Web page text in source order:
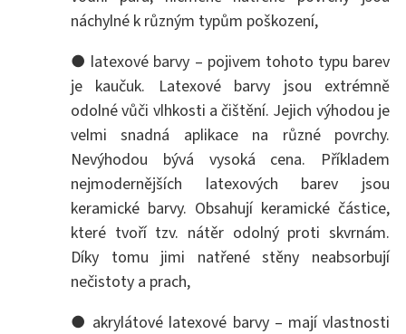
náchylné k různým typům poškození,
● latexové barvy – pojivem tohoto typu barev
je kaučuk. Latexové barvy jsou extrémně
odolné vůči vlhkosti a čištění. Jejich výhodou je
velmi snadná aplikace na různé povrchy.
Nevýhodou bývá vysoká cena. Příkladem
nejmodernějších latexových barev jsou
keramické barvy. Obsahují keramické částice,
které tvoří tzv. nátěr odolný proti skvrnám.
Díky tomu jimi natřené stěny neabsorbují
nečistoty a prach,
● akrylátové latexové barvy – mají vlastnosti